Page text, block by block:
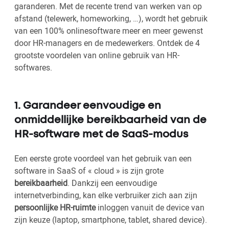
garanderen. Met de recente trend van werken van op
afstand (telewerk, homeworking, …), wordt het gebruik
van een 100% onlinesoftware meer en meer gewenst
door HR-managers en de medewerkers. Ontdek de 4
grootste voordelen van online gebruik van HR-
softwares.
1. Garandeer eenvoudige en
onmiddellijke bereikbaarheid van de
HR-software met de SaaS-modus
Een eerste grote voordeel van het gebruik van een
software in SaaS of « cloud » is zijn grote
bereikbaarheid. Dankzij een eenvoudige
internetverbinding, kan elke verbruiker zich aan zijn
persoonlijke HR-ruimteinloggen vanuit de device van
zijn keuze (laptop, smartphone, tablet, shared device).